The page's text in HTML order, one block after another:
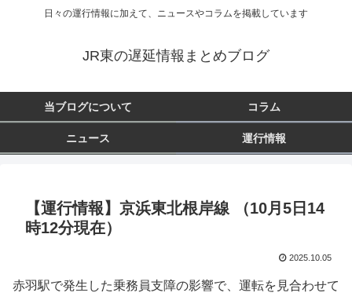
日々の運行情報に加えて、ニュースやコラムを掲載しています
JR東の遅延情報まとめブログ
当ブログについて コラム
ニュース 運行情報
【運行情報】京浜東北根岸線 （10月5日14
時12分現在）
2025.10.05
赤羽駅で発生した乗務員支障の影響で、運転を見合わせて